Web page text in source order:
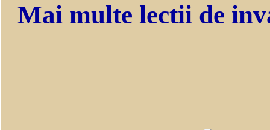
Mai multe lectii de